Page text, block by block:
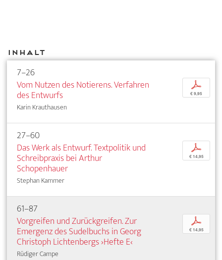
Inhalt
7–26
Vom Nutzen des Notierens. Verfahren
des Entwurfs
Karin Krauthausen
p
€ 9,95
27–60
Das Werk als Entwurf. Textpolitik und
Schreibpraxis bei Arthur
Schopenhauer
Stephan Kammer
p
€ 14,95
61–87
Vorgreifen und Zurückgreifen. Zur
Emergenz des Sudelbuchs in Georg
Christoph Lichtenbergs ›Hefte E‹
Rüdiger Campe
p
€ 14,95